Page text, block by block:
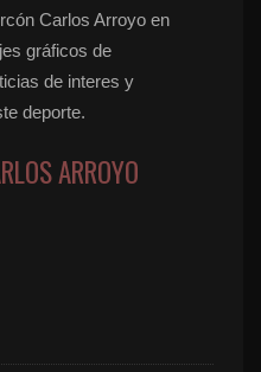
Carlos Arroyo en
gráficos de
de interes y
deporte.
ARROYO